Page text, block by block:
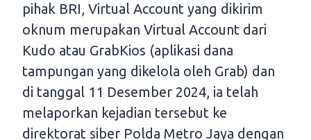
pihak BRI, Virtual Account yang dikirim
oknum merupakan Virtual Account dari
Kudo atau GrabKios (aplikasi dana
tampungan yang dikelola oleh Grab) dan
di tanggal 11 Desember 2024, ia telah
melaporkan kejadian tersebut ke
direktorat siber Polda Metro Jaya dengan